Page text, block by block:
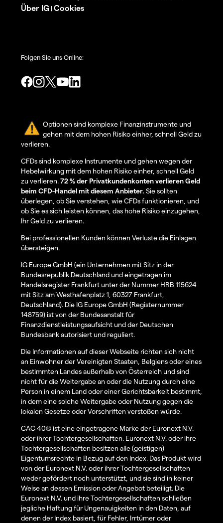
Über IG | Cookies
Folgen Sie uns Online:
Optionen sind komplexe Finanzinstrumente und
gehen mit dem hohen Risiko einher, schnell Geld zu
verlieren.
CFDs sind komplexe Instrumente und gehen wegen der
Hebelwirkung mit dem hohen Risiko einher, schnell Geld
zu verlieren.72 % der Privatkundenkonten verlieren Geld
beim CFD-Handel mit diesem Anbieter. Sie sollten
überlegen, ob Sie verstehen, wie CFDs funktionieren, und
ob Sie es sich leisten können, das hohe Risiko einzugehen,
Ihr Geld zu verlieren.
Bei professionellen Kunden können Verluste die Einlagen
übersteigen.
IG Europe GmbH (ein Unternehmen mit Sitz in der
Bundesrepublik Deutschland und eingetragen im
Handelsregister Frankfurt unter der Nummer HRB 115624
mit Sitz am Westhafenplatz 1, 60327 Frankfurt,
Deutschland). Die IG Europe GmbH (Registernummer
148759) ist von der Bundesanstalt für
Finanzdienstleistungsaufsicht und der Deutschen
Bundesbank autorisiert und reguliert.
Die Informationen auf dieser Webseite richten sich nicht
an Einwohner der Vereinigten Staaten, Belgiens oder eines
bestimmten Landes außerhalb von Österreich und sind
nicht für die Weitergabe an oder die Nutzung durch eine
Person in einem Land oder einer Gerichtsbarkeit bestimmt,
in dem eine solche Weitergabe oder Nutzung gegen die
lokalen Gesetze oder Vorschriften verstoßen würde.
CAC 40® ist eine eingetragene Marke der Euronext N.V.
oder ihrer Tochtergesellschaften. Euronext N.V. oder ihre
Tochtergesellschaften besitzen alle (geistigen)
Eigentumsrechte in Bezug auf den Index. Das Produkt wird
von der Euronext N.V. oder ihrer Tochtergesellschaften
weder gefördert noch unterstützt, und sie sind in keiner
Weise an dessen Emission oder Angebot beteiligt. Die
Euronext N.V. und ihre Tochtergesellschaften schließen
jegliche Haftung für Ungenauigkeiten in den Daten, auf
denen der Index basiert, für Fehler, Irrtümer oder